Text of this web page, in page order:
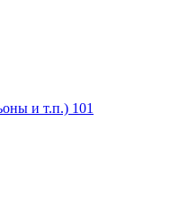
и т.п.) 101